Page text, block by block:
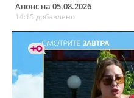
Анонс на 05.08.2026
14:15 добавлено